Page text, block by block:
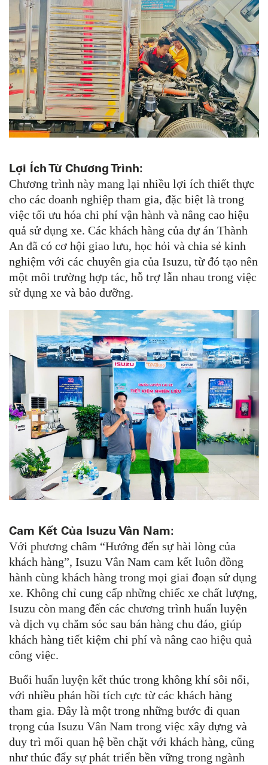
Lợi Ích Từ Chương Trình:
Chương trình này mang lại nhiều lợi ích thiết thực
cho các doanh nghiệp tham gia, đặc biệt là trong
việc tối ưu hóa chi phí vận hành và nâng cao hiệu
quả sử dụng xe. Các khách hàng của dự án Thành
An đã có cơ hội giao lưu, học hỏi và chia sẻ kinh
nghiệm với các chuyên gia của Isuzu, từ đó tạo nên
một môi trường hợp tác, hỗ trợ lẫn nhau trong việc
sử dụng xe và bảo dưỡng.
Cam Kết Của Isuzu Vân Nam:
Với phương châm “Hướng đến sự hài lòng của
khách hàng”, Isuzu Vân Nam cam kết luôn đồng
hành cùng khách hàng trong mọi giai đoạn sử dụng
xe. Không chỉ cung cấp những chiếc xe chất lượng,
Isuzu còn mang đến các chương trình huấn luyện
và dịch vụ chăm sóc sau bán hàng chu đáo, giúp
khách hàng tiết kiệm chi phí và nâng cao hiệu quả
công việc.
Buổi huấn luyện kết thúc trong không khí sôi nổi,
với nhiều phản hồi tích cực từ các khách hàng
tham gia. Đây là một trong những bước đi quan
trọng của Isuzu Vân Nam trong việc xây dựng và
duy trì mối quan hệ bền chặt với khách hàng, cũng
như thúc đẩy sự phát triển bền vững trong ngành